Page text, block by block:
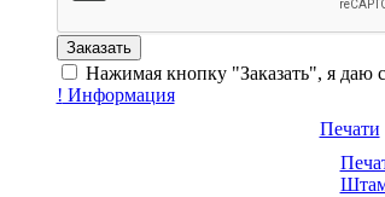
Нажимая кнопку "Заказать", я даю
! Информация
Печати